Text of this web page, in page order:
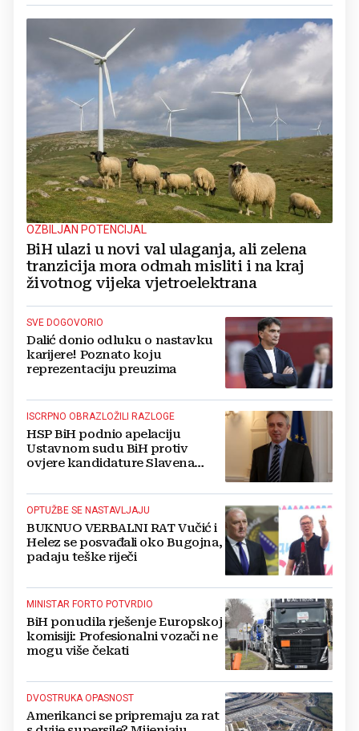
OZBILJAN POTENCIJAL
BiH ulazi u novi val ulaganja, ali zelena
tranzicija mora odmah misliti i na kraj
životnog vijeka vjetroelektrana
SVE DOGOVORIO
Dalić donio odluku o nastavku
karijere! Poznato koju
reprezentaciju preuzima
ISCRPNO OBRAZLOŽILI RAZLOGE
HSP BiH podnio apelaciju
Ustavnom sudu BiH protiv
ovjere kandidature Slavena
OPTUŽBE SE NASTAVLJAJU
BUKNUO VERBALNI RAT Vučić i
Helez se posvađali oko Bugojna,
padaju teške riječi
MINISTAR FORTO POTVRDIO
BiH ponudila rješenje Europskoj
komisiji: Profesionalni vozači ne
mogu više čekati
DVOSTRUKA OPASNOST
Amerikanci se pripremaju za rat